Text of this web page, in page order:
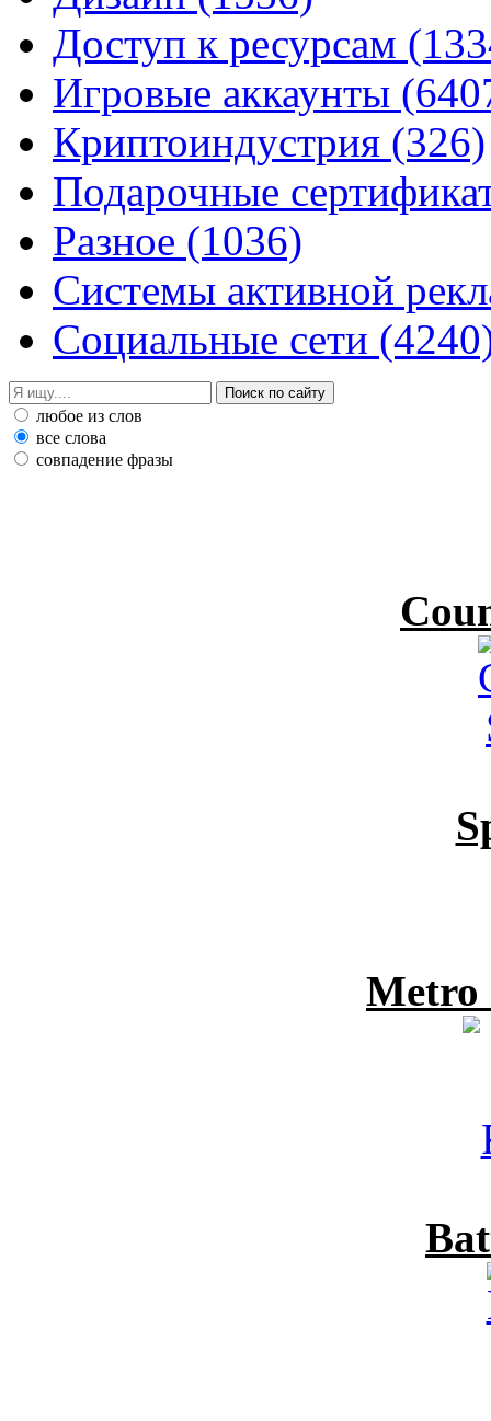
Доступ к ресурсам
Игровые аккаунты
Криптоиндустрия (326)
Подарочные
Разное (1036)
Системы активной
Социальные сети
любое из слов
все слова
совпадение фразы
Metro